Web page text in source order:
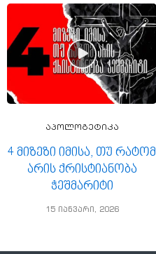
აპოლოგეტიკა
4 მიზეზი იმისა, თუ რატომ
არის ქრისტიანობა
ჭეშმარიტი
15 იანვარი, 2026